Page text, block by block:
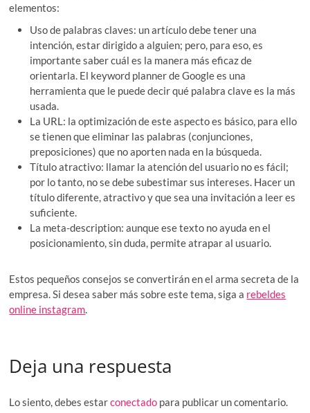
elementos:
Uso de palabras claves: un artículo debe tener una
intención, estar dirigido a alguien; pero, para eso, es
importante saber cuál es la manera más eficaz de
orientarla. El keyword planner de Google es una
herramienta que le puede decir qué palabra clave es la más
usada.
La URL: la optimización de este aspecto es básico, para ello
se tienen que eliminar las palabras (conjunciones,
preposiciones) que no aporten nada en la búsqueda.
Título atractivo: llamar la atención del usuario no es fácil;
por lo tanto, no se debe subestimar sus intereses. Hacer un
título diferente, atractivo y que sea una invitación a leer es
suficiente.
La meta-description: aunque ese texto no ayuda en el
posicionamiento, sin duda, permite atrapar al usuario.
Estos pequeños consejos se convertirán en el arma secreta de la
empresa. Si desea saber más sobre este tema, siga a rebeldes
online instagram.
Deja una respuesta
Lo siento, debes estarconectado para publicar un comentario.